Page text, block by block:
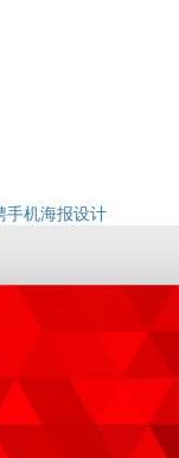
手机海报设计